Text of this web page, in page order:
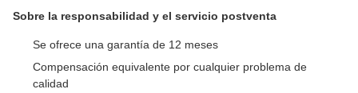
Sobre la responsabilidad y el servicio postventa
Se ofrece una garantía de 12 meses
Compensación equivalente por cualquier problema de
calidad